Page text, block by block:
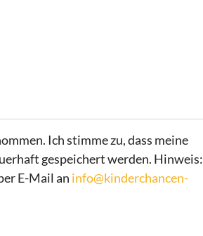
Ich stimme zu, dass meine
gespeichert werden. Hinweis:
E-Mail an info@kinderchancen-